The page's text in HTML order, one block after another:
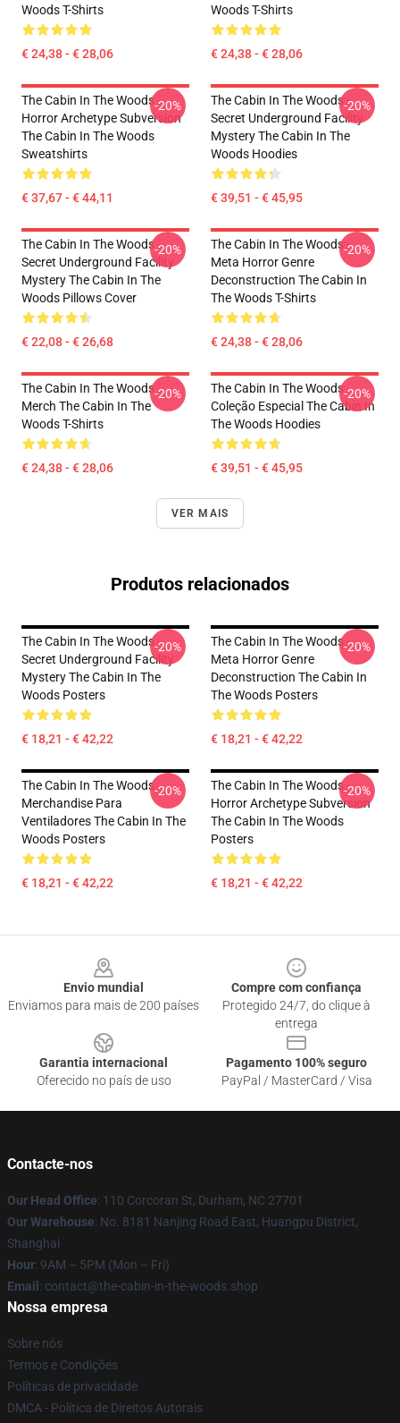
Woods T-Shirts
€ 24,38 - € 28,06
Woods T-Shirts
€ 24,38 - € 28,06
The Cabin In The Woods -
Horror Archetype Subversion
The Cabin In The Woods
Sweatshirts
€ 37,67 - € 44,11
-20%
The Cabin In The Woods -
Secret Underground Facility
Mystery The Cabin In The
Woods Hoodies
€ 39,51 - € 45,95
-20%
The Cabin In The Woods -
Secret Underground Facility
Mystery The Cabin In The
Woods Pillows Cover
€ 22,08 - € 26,68
-20%
The Cabin In The Woods -
Meta Horror Genre
Deconstruction The Cabin In
The Woods T-Shirts
€ 24,38 - € 28,06
-20%
The Cabin In The Woods
Merch The Cabin In The
Woods T-Shirts
€ 24,38 - € 28,06
-20%
The Cabin In The Woods
Coleção Especial The Cabin In
The Woods Hoodies
€ 39,51 - € 45,95
-20%
VER MAIS
Produtos relacionados
The Cabin In The Woods -
Secret Underground Facility
Mystery The Cabin In The
Woods Posters
€ 18,21 - € 42,22
-20%
The Cabin In The Woods -
Meta Horror Genre
Deconstruction The Cabin In
The Woods Posters
€ 18,21 - € 42,22
-20%
The Cabin In The Woods
Merchandise Para
Ventiladores The Cabin In The
Woods Posters
€ 18,21 - € 42,22
-20%
The Cabin In The Woods -
Horror Archetype Subversion
The Cabin In The Woods
Posters
€ 18,21 - € 42,22
-20%
Envio mundial
Enviamos para mais de 200 países
Compre com confiança
Protegido 24/7, do clique à
entrega
Garantia internacional
Oferecido no país de uso
Pagamento 100% seguro
PayPal / MasterCard / Visa
Contacte-nos
Our Head Office: 110 Corcoran St, Durham, NC 27701
Our Warehouse: No. 8181 Nanjing Road East, Huangpu District,
Shanghai
Hour: 9AM – 5PM (Mon – Fri)
Email : contact@the-cabin-in-the-woods.shop
Nossa empresa
Sobre nós
Termos e Condições
Políticas de privacidade
DMCA - Política de Direitos Autorais